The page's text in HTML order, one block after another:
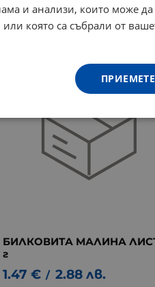
1.67 € / 3.27 лв.
БИЛКОВИТА МАЛИНА
г
1.47 € / 2.88 лв.
и анализи, които може
която са събрали от